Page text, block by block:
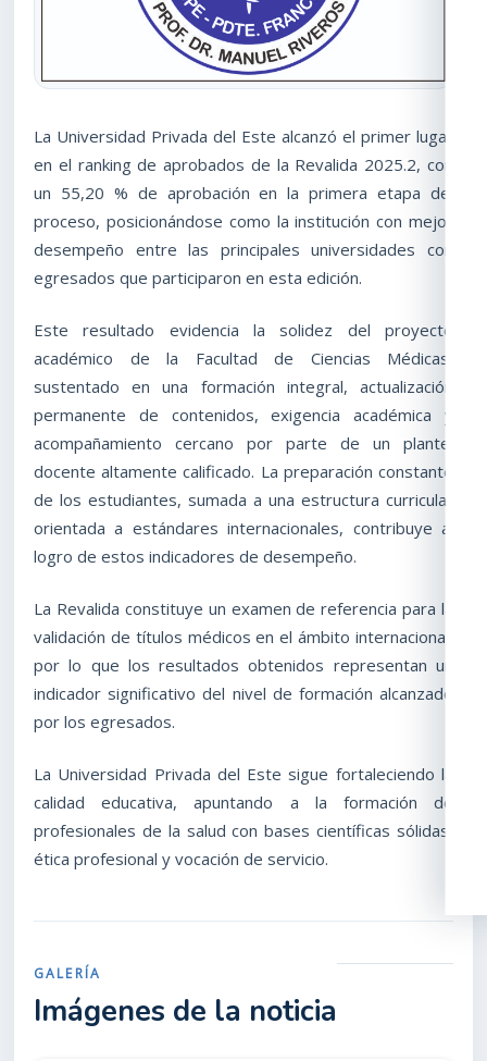
La Universidad Privada del Este alcanzó el primer lugar
en el ranking de aprobados de la Revalida 2025.2, con
un 55,20 % de aprobación en la primera etapa del
proceso, posicionándose como la institución con mejor
desempeño entre las principales universidades con
egresados que participaron en esta edición.
Este resultado evidencia la solidez del proyecto
académico de la Facultad de Ciencias Médicas,
sustentado en una formación integral, actualización
permanente de contenidos, exigencia académica y
acompañamiento cercano por parte de un plantel
docente altamente calificado. La preparación constante
de los estudiantes, sumada a una estructura curricular
orientada a estándares internacionales, contribuye al
logro de estos indicadores de desempeño.
La Revalida constituye un examen de referencia para la
validación de títulos médicos en el ámbito internacional,
por lo que los resultados obtenidos representan un
indicador significativo del nivel de formación alcanzado
por los egresados.
La Universidad Privada del Este sigue fortaleciendo la
calidad educativa, apuntando a la formación de
profesionales de la salud con bases científicas sólidas,
ética profesional y vocación de servicio.
GALERÍA
Imágenes de la noticia